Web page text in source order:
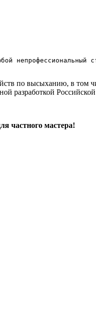
непрофессиональный
по высыханию, в том
разработкой
мастера!